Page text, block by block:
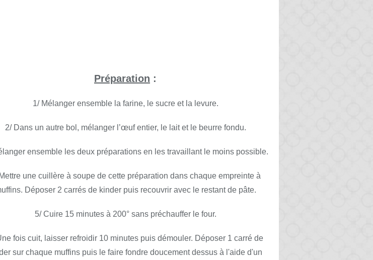
Préparation :
1/ Mélanger ensemble la farine, le sucre et la levure.
2/ Dans un autre bol, mélanger l’œuf entier, le lait et le beurre fondu.
ensemble les deux préparations en les travaillant le moins possible.
une cuillère à soupe de cette préparation dans chaque empreinte à
Déposer 2 carrés de kinder puis recouvrir avec le restant de pâte.
5/ Cuire 15 minutes à 200° sans préchauffer le four.
fois cuit, laisser refroidir 10 minutes puis démouler. Déposer 1 carré de
sur chaque muffins puis le faire fondre doucement dessus à l'aide d'un